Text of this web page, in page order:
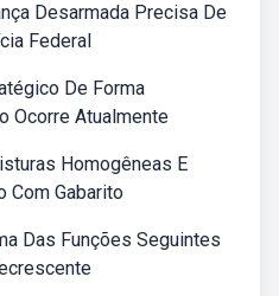
Desarmada Precisa De
Federal
De Forma
Ocorre Atualmente
Homogêneas E
Com Gabarito
Das Funções Seguintes